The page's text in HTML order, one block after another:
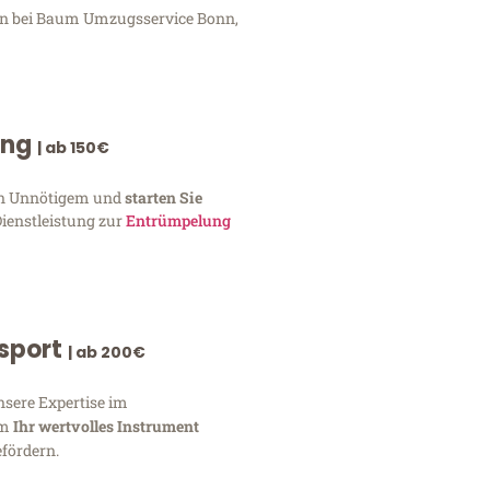
bei Baum Umzugsservice Bonn,
| ab 150€
Unnötigem und starten Sie
zurEntrümpelung
| ab 200€
Expertise im
Ihr wertvolles Instrument